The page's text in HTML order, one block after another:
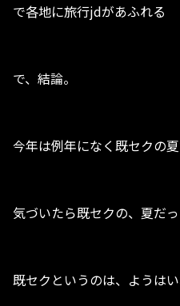
で各地に旅行jdがあふれる
で、結論。
今年は例年になく既セクの夏
気づいたら既セクの、夏だっ
既セクというのは、ようは